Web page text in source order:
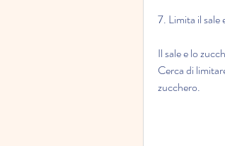
7. Limita il sale
Il sale e lo
Cerca di
zucchero.